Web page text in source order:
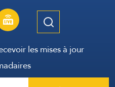
les mises à jour